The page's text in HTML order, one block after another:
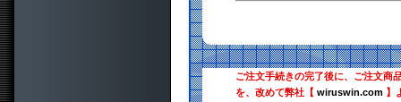
ご注文手続きの完了後に、ご注文商
を、改めて弊社【wiruswin.com 】